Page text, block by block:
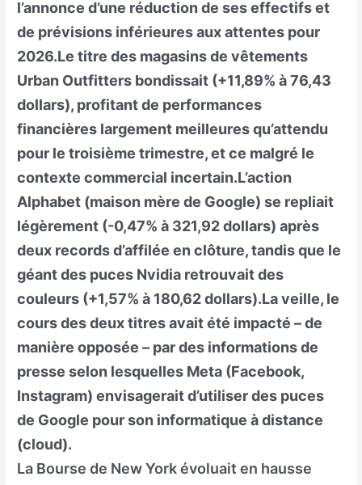
l’annonce d’une réduction de ses effectifs et
de prévisions inférieures aux attentes pour
2026.Le titre des magasins de vêtements
Urban Outfitters bondissait (+11,89% à 76,43
dollars), profitant de performances
financières largement meilleures qu’attendu
pour le troisième trimestre, et ce malgré le
contexte commercial incertain.L’action
Alphabet (maison mère de Google) se repliait
légèrement (-0,47% à 321,92 dollars) après
deux records d’affilée en clôture, tandis que le
géant des puces Nvidia retrouvait des
couleurs (+1,57% à 180,62 dollars).La veille, le
cours des deux titres avait été impacté – de
manière opposée – par des informations de
presse selon lesquelles Meta (Facebook,
Instagram) envisagerait d’utiliser des puces
de Google pour son informatique à distance
(cloud).
La Bourse de New York évoluait en hausse